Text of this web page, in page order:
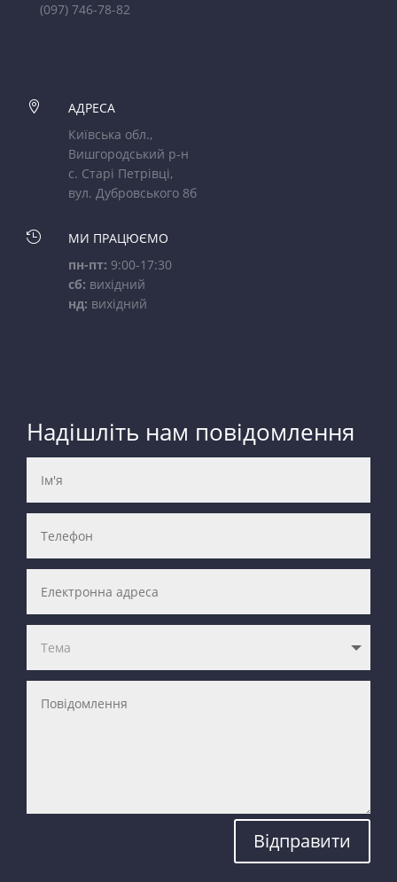
(097) 746-78-82

АДРЕСА
Київська обл.,
Вишгородський р-н
с. Старі Петрівці,
вул. Дубровського 8б

МИ ПРАЦЮЄМО
пн-пт: 9:00-17:30
сб: вихідний
нд: вихідний
Надішліть нам повідомлення
Відправити